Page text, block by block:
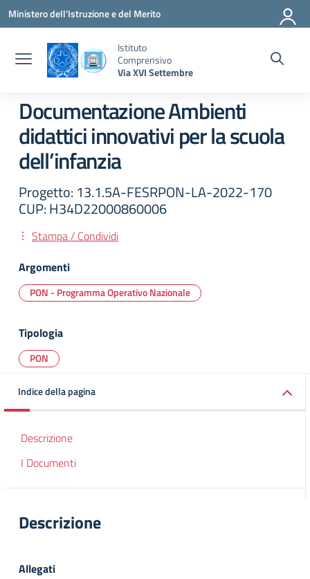
Vai ai contenuti
Vai al menu di navigazione
Vai al footer
Ministero dell'Istruzione e del Merito
Istituto
Comprensivo
Via XVI Settembre
Documentazione Ambienti
didattici innovativi per la scuola
dell’infanzia
Progetto: 13.1.5A-FESRPON-LA-2022-170
CUP: H34D22000860006
Stampa / Condividi
Argomenti
PON - Programma Operativo Nazionale
Tipologia
PON
Indice della pagina
Descrizione
I Documenti
Descrizione
Allegati